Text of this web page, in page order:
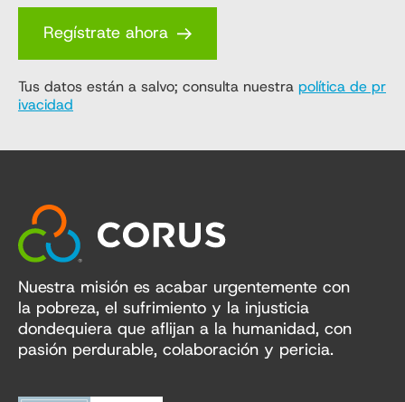
Regístrate ahora
Tus datos están a salvo; consulta nuestra política de pr
ivacidad
Nuestra misión es acabar urgentemente con
la pobreza, el sufrimiento y la injusticia
dondequiera que aflijan a la humanidad, con
pasión perdurable, colaboración y pericia.